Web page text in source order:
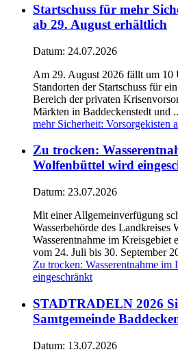
Startschuss für mehr
ab 29. August erhältlich
Datum: 24.07.2026
Am 29. August 2026 fällt um 10
Standorten der Startschuss für
Bereich der privaten
Märkten in Baddeckenstedt und
mehr Sicherheit: Vorsorgekisten
Zu trocken:
Wolfenbüttel wird
Datum: 23.07.2026
Mit einer Allgemeinverfügung
Wasserbehörde des Landkreises
Wasserentnahme im Kreisgebiet
vom 24. Juli bis 30. September
Zu trocken: Wasserentnahme
eingeschränkt
STADTRADELN 2026
Samtgemeinde
Datum: 13.07.2026